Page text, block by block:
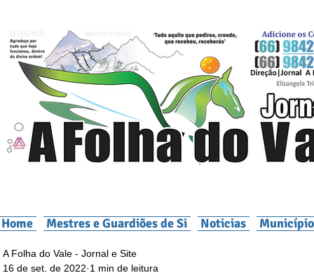
Home Mestres e Guardiões de Si Noticias
A Folha do Vale - Jornal e Site
16 de set. de 2022 1 min de leitura